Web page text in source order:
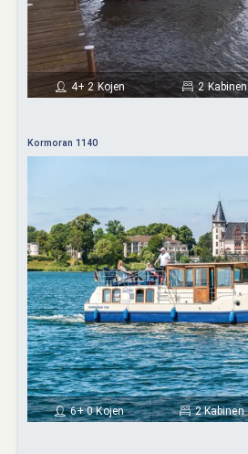
4+ 2 Kojen 2 Kabinen
Kormoran 1140
6+ 0 Kojen 2 Kabinen